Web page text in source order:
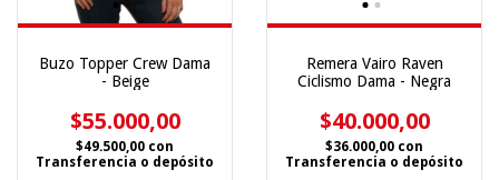
Buzo Topper Crew Dama
- Beige
$55.000,00
$49.500,00 con
Transferencia o depósito
Remera Vairo Raven
Ciclismo Dama - Negra
$40.000,00
$36.000,00 con
Transferencia o depósito